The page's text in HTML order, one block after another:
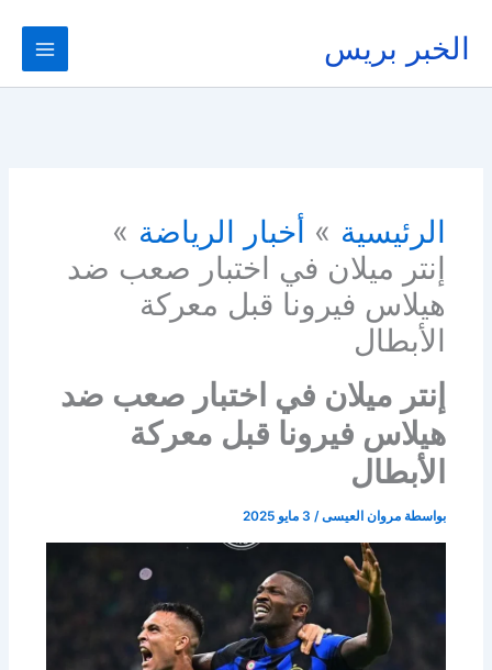
المحتوى
الخبر بريس
الرئيسية
أخبار الرياضة
إنتر ميلان في اختبار صعب ضد
هيلاس فيرونا قبل معركة
الأبطال
إنتر ميلان في اختبار صعب ضد
هيلاس فيرونا قبل معركة
الأبطال
بواسطة مروان العيسى/ 3 مايو 2025